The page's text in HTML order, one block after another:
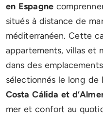
en Espagne
situés à distance de
méditerranéen. Cette
appartements, villas et
dans des
sélectionnés le long de
Costa Cálida et
mer et confort au